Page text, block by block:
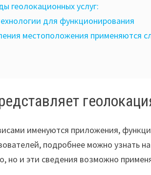
геолокационных услуг:
для функционирования
местоположения применяются
именуются приложения,
подробнее можно узнать на
но и эти сведения возможно